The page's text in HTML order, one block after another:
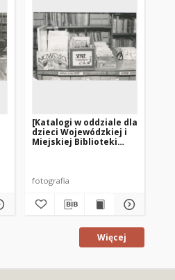
[Katalogi w oddziale dla
dzieci Wojewódzkiej i
Miejskiej Biblioteki
fotografia
Więcej